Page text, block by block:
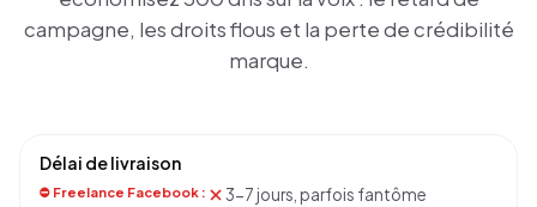
campagne, les droits flous et la perte de crédibilité
marque.
Délai de livraison
3-7 jours, parfois fantôme